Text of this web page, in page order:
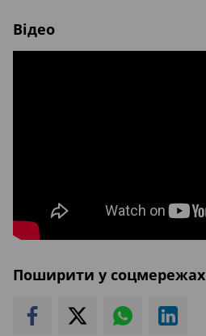
Відео
Поширити у соцмережах